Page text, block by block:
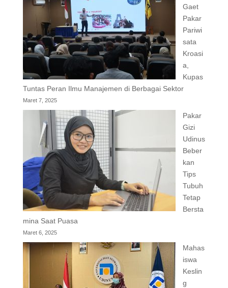
Gaet
Pakar
Pariwi
sata
Kroasi
a,
Kupas
Tuntas Peran Ilmu Manajemen di Berbagai Sektor
Maret 7, 2025
Pakar
Gizi
Udinus
Beber
kan
Tips
Tubuh
Tetap
Bersta
mina Saat Puasa
Maret 6, 2025
Mahas
iswa
Keslin
g